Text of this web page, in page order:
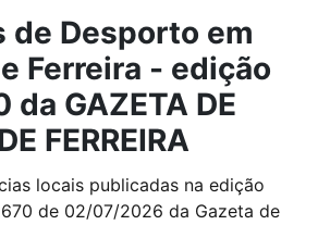
de Desporto em
Ferreira - edição
da GAZETA DE
FERREIRA
locais publicadas na edição
de 02/07/2026 da Gazeta de